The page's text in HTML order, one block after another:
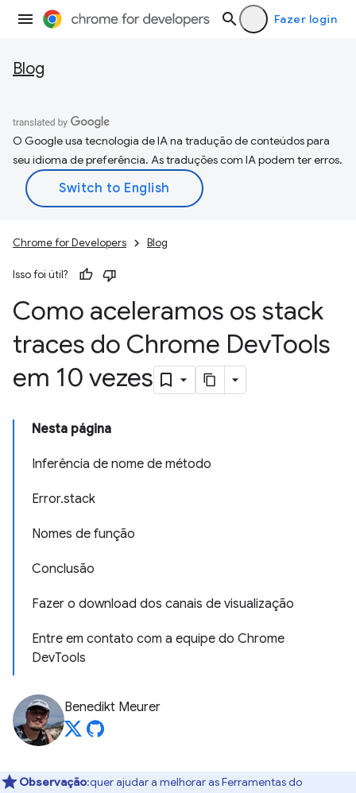
Fazer login
Blog
O Google usa tecnologia de IA na tradução de conteúdos para
seu idioma de preferência. As traduções com IA podem ter erros.
Chrome for Developers Blog
Isso foi útil?
Como aceleramos os stack
traces do Chrome DevTools
em 10 vezes
Nesta página
Inferência de nome de método
Error.stack
Nomes de função
Conclusão
Fazer o download dos canais de visualização
Entre em contato com a equipe do Chrome
DevTools
Benedikt Meurer
Observação:quer ajudar a melhorar as Ferramentas do